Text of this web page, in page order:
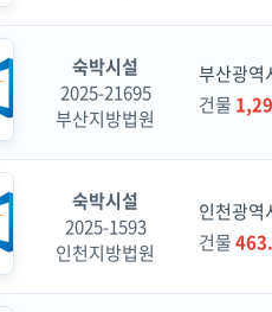
숙박시설
2025-21695
부산지방법원
부산광역
건물
숙박시설
2025-1593
인천지방법원
인천광역
건물